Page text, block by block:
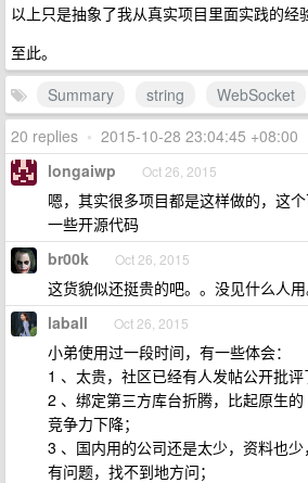
以上只是抽象了我从真实项目里面实践的经
至此。
Summary
string WebSocket
20 replies • 2015-10-28 23:04:45 +08:00
longaiwp Oct 26, 2015
嗯，其实很多项目都是这样做的，这
一些开源代码
br00k Oct 26, 2015
这货貌似还挺贵的吧。。没见什么人用
laball Oct 26, 2015
小弟使用过一段时间，有一些体会：
1 、太贵，社区已经有人发帖公开批评
2 、绑定第三方库台折腾，比起原生的
竞争力下降；
3 、国内用的公司还是太少，资料也少
有问题，找不到地方问；